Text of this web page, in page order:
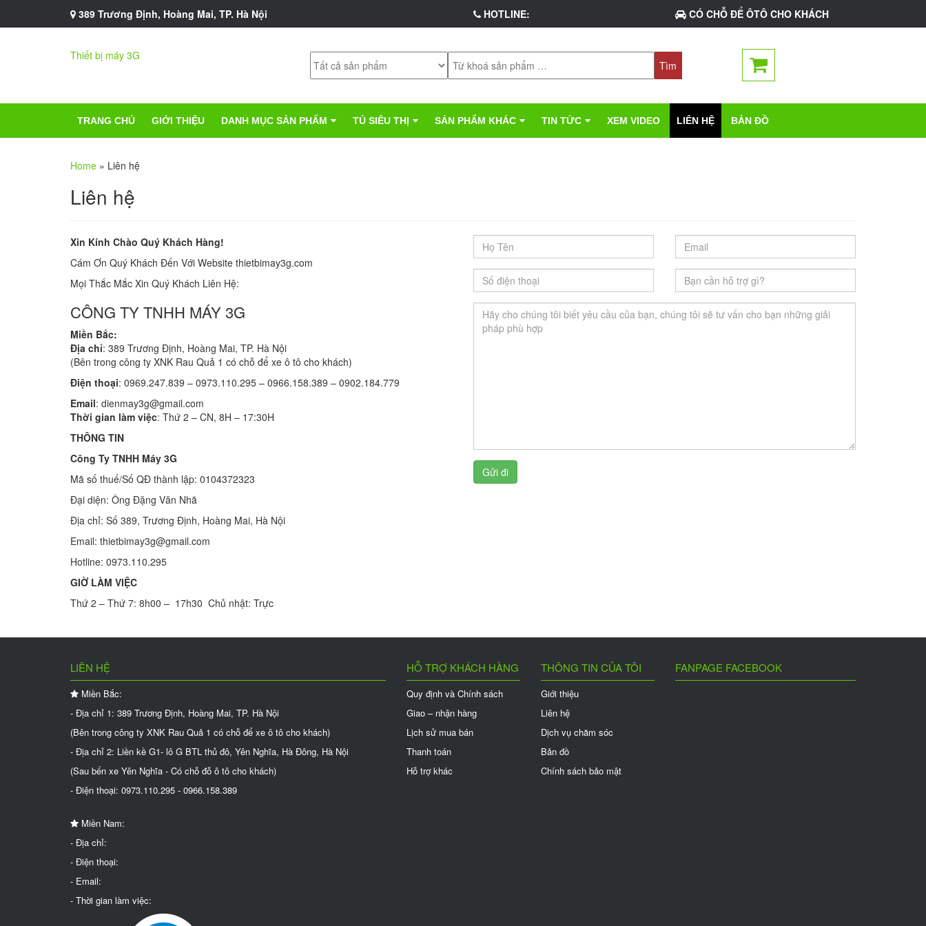
389 Trương Định, Hoàng Mai, TP. Hà Nội HOTLINE: CÓ CHỖ ĐỂ ÔTÔ CHO KHÁCH
Thiết bị máy 3G
TRANG CHỦ GIỚI THIỆU DANH MỤC SẢN PHẨM TỦ SIÊU THỊ SẢN PHẨM KHÁC TIN TỨC XEM VIDEO LIÊN HỆ BẢN ĐỒ
Home » Liên hệ
Liên hệ
Xin Kính Chào Quý Khách Hàng!
Cám Ơn Quý Khách Đến Với Website thietbimay3g.com
Mọi Thắc Mắc Xin Quý Khách Liên Hệ:
CÔNG TY TNHH MÁY 3G
Miền Bắc:
Địa chỉ: 389 Trương Định, Hoàng Mai, TP. Hà Nội
(Bên trong công ty XNK Rau Quả 1 có chỗ để xe ô tô cho khách)
Điện thoại: 0969.247.839 – 0973.110.295 – 0966.158.389 – 0902.184.779
Email: dienmay3g@gmail.com
Thời gian làm việc: Thứ 2 – CN, 8H – 17:30H
THÔNG TIN
Công Ty TNHH Máy 3G
Mã số thuế/Số QĐ thành lập: 0104372323
Đại diện: Ông Đặng Văn Nhã
Địa chỉ: Số 389, Trương Định, Hoàng Mai, Hà Nội
Email: thietbimay3g@gmail.com
Hotline: 0973.110.295
GIỜ LÀM VIỆC
Thứ 2 – Thứ 7: 8h00 – 17h30 Chủ nhật: Trực
LIÊN HỆ
Miền Bắc:
- Địa chỉ 1: 389 Trương Định, Hoàng Mai, TP. Hà Nội
(Bên trong công ty XNK Rau Quả 1 có chỗ để xe ô tô cho khách)
- Địa chỉ 2: Liền kề G1- lô G BTL thủ đô, Yên Nghĩa, Hà Đông, Hà Nội
(Sau bến xe Yên Nghĩa - Có chỗ đỗ ô tô cho khách)
- Điện thoại: 0973.110.295 - 0966.158.389
Miền Nam:
- Địa chỉ:
- Điện thoại:
- Email:
- Thời gian làm việc:
HỖ TRỢ KHÁCH HÀNG
Quy định và Chính sách
Giao – nhận hàng
Lịch sử mua bán
Thanh toán
Hỗ trợ khác
THÔNG TIN CỦA TÔI
Giới thiệu
Liên hệ
Dịch vụ chăm sóc
Bản đồ
Chính sách bảo mật
FANPAGE FACEBOOK